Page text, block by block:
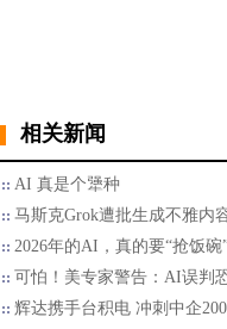
相关新闻
AI 真是个犟种
马斯克Grok遭批生成不雅
2026年的AI，真的要“抢饭碗
可怕！美专家警告：AI误判
辉达携手台积电 冲刺中企